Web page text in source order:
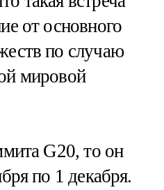
от основного
по случаю
мировой
G20, то он
по 1 декабря.